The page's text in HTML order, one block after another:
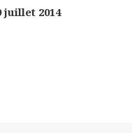
juillet 2014